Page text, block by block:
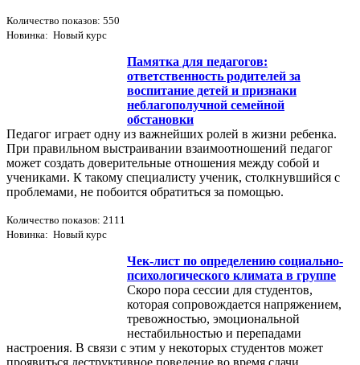
Количество показов: 550
Новинка: Новый курс
Памятка для педагогов:
ответственность родителей за
воспитание детей и признаки
неблагополучной семейной
обстановки
Педагог играет одну из важнейших ролей в жизни ребенка.
При правильном выстраивании взаимоотношений педагог
может создать доверительные отношения между собой и
учениками. К такому специалисту ученик, столкнувшийся с
проблемами, не побоится обратиться за помощью.
Количество показов: 2111
Новинка: Новый курс
Чек-лист по определению социально-
психологического климата в группе
Скоро пора сессии для студентов,
которая сопровождается напряжением,
тревожностью, эмоциональной
нестабильностью и перепадами
настроения. В связи с этим у некоторых студентов может
проявиться деструктивное поведение во время сдачи